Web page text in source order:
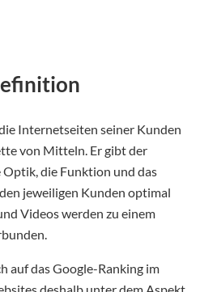
Internetseiten seiner Kunden
von Mitteln. Er gibt der
die Funktion und das
jeweiligen Kunden optimal
Videos werden zu einem
auf das Google-Ranking im